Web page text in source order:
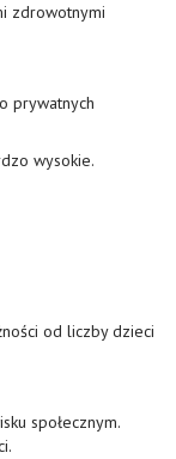
zdrowotnymi
prywatnych
wysokie.
od liczby dzieci
społecznym.